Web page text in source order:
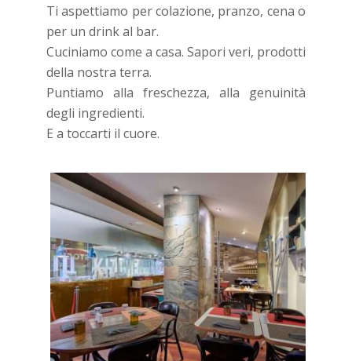
Ti aspettiamo per colazione, pranzo, cena o
per un drink al bar.
Cuciniamo come a casa. Sapori veri, prodotti
della nostra terra.
Puntiamo alla freschezza, alla genuinità
degli ingredienti.
E a toccarti il cuore.